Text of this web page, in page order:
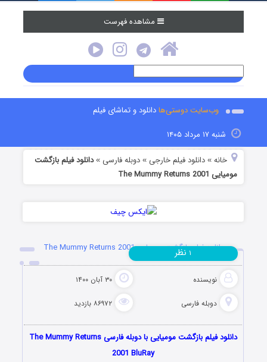
مشاهده فهرست
وب‌سایت دوستی‌هادانلود و تماشای فیلم
شنبه ۱۷ مرداد ۱۴۰۵
خانه »دانلود فیلم خارجی »دوبله فارسی »دانلود فیلم بازگشت
مومیایی The Mummy Returns 2001
دانلود فیلم بازگشت مومیایی The Mummy Returns 2001
نویسنده ۳۰ آبان ۱۴۰۰
دوبله فارسی ۸۶۹۷۲ بازدید
۱ نظر
دانلود فیلم بازگشت مومیایی با دوبله فارسی The Mummy Returns
2001 BluRay